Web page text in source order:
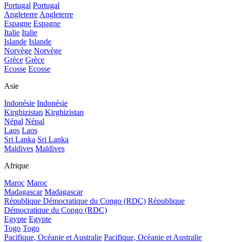
Portugal Portugal
Angleterre Angleterre
Espagne Espagne
Italie Italie
Islande Islande
Norvège Norvège
Grèce Grèce
Ecosse Ecosse
Asie
Indonésie Indonésie
Kirghizistan Kirghizistan
Népal Népal
Laos Laos
Sri Lanka Sri Lanka
Maldives Maldives
Afrique
Maroc Maroc
Madagascar Madagascar
République Démocratique du Congo (RDC) République
Démocratique du Congo (RDC)
Egypte Egypte
Togo Togo
Pacifique, Océanie et Australie Pacifique, Océanie et Australie